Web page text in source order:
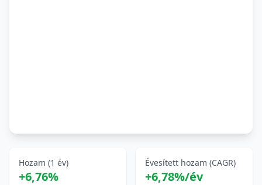
Hozam (1 év)
+6,76%
Évesített hozam (CAGR)
+6,78%/év